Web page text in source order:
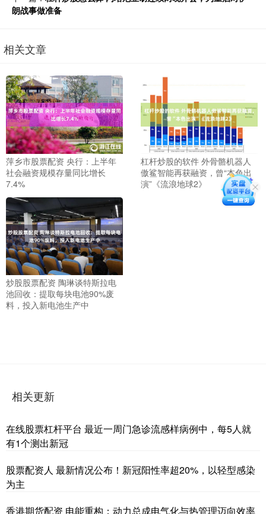
朗战事做准备
相关文章
萍乡市股票配资 央行：上半年
社会融资规模存量同比增长
7.4%
杠杆炒股的软件 外骨骼机器人
傲鲨智能再获融资，曾“本色出
演”《流浪地球2》
炒股股票配资 陶琳谈特斯拉电
池回收：提取每块电池90%废
料，投入新电池生产中
相关更新
在线股票杠杆平台 最近一周门急诊流感样病例中，每5人就
有1个测出新冠
股票配资人 最新情况公布！新冠阳性率超20%，以轻型感染
为主
香港期货配资 电能重构：动力总成电气化与热管理迈向效率